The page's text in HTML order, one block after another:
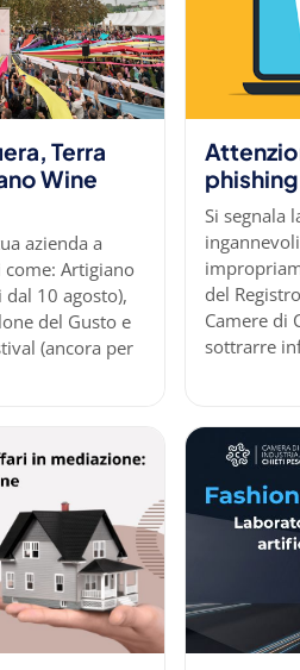
Terra
Wine
azienda a
Artigiano
10 agosto),
del Gusto e
(ancora per
Si segnala
del
Camere di
sottrarre